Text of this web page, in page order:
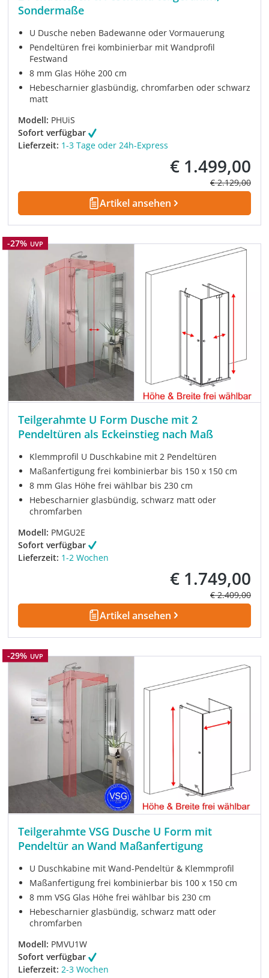
Sondermaße
U Dusche neben Badewanne oder Vormauerung
Pendeltüren frei kombinierbar mit Wandprofil
Festwand
8 mm Glas Höhe 200 cm
Hebescharnier glasbündig, chromfarben oder schwarz
matt
Modell: PHUiS
Sofort verfügbar
Lieferzeit: 1-3 Tage oder 24h-Express
Verkaufspreis:
€ 1.499,00
Regulärer
€ 2.129,00
Artikel ansehen
Rabatt
-27% UVP
Teilgerahmte U Form Dusche mit 2
Pendeltüren als Eckeinstieg nach Maß
Klemmprofil U Duschkabine mit 2 Pendeltüren
Maßanfertigung frei kombinierbar bis 150 x 150 cm
8 mm Glas Höhe frei wählbar bis 230 cm
Hebescharnier glasbündig, schwarz matt oder
chromfarben
Modell: PMGU2E
Sofort verfügbar
Lieferzeit: 1-2 Wochen
Verkaufspreis:
€ 1.749,00
Regulärer
€ 2.409,00
Artikel ansehen
Rabatt
-29% UVP
Teilgerahmte VSG Dusche U Form mit
Pendeltür an Wand Maßanfertigung
U Duschkabine mit Wand-Pendeltür & Klemmprofil
Maßanfertigung frei kombinierbar bis 100 x 150 cm
8 mm VSG Glas Höhe frei wählbar bis 230 cm
Hebescharnier glasbündig, schwarz matt oder
chromfarben
Modell: PMVU1W
Sofort verfügbar
Lieferzeit: 2-3 Wochen